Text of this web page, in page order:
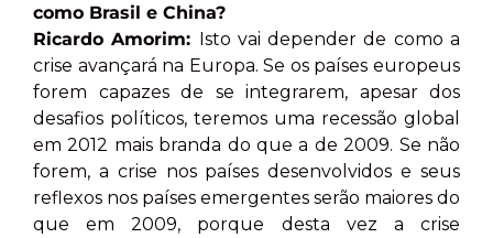
como Brasil e China?
Ricardo Amorim: Isto vai depender de como a
crise avançará na Europa. Se os países europeus
forem capazes de se integrarem, apesar dos
desafios políticos, teremos uma recessão global
em 2012 mais branda do que a de 2009. Se não
forem, a crise nos países desenvolvidos e seus
reflexos nos países emergentes serão maiores do
que em 2009, porque desta vez a crise